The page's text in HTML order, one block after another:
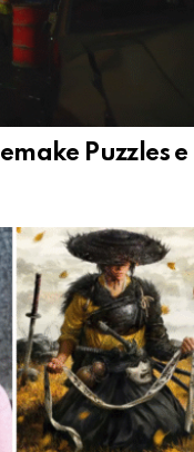
Puzzles e